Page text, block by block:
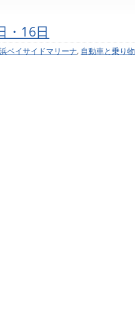
・16日
ベイサイドマリーナ, 自動車と乗り物